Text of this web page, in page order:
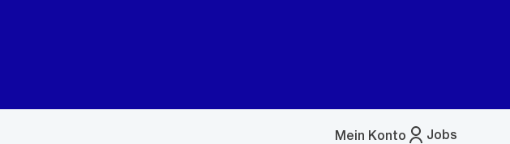
Jobs
Mein Konto